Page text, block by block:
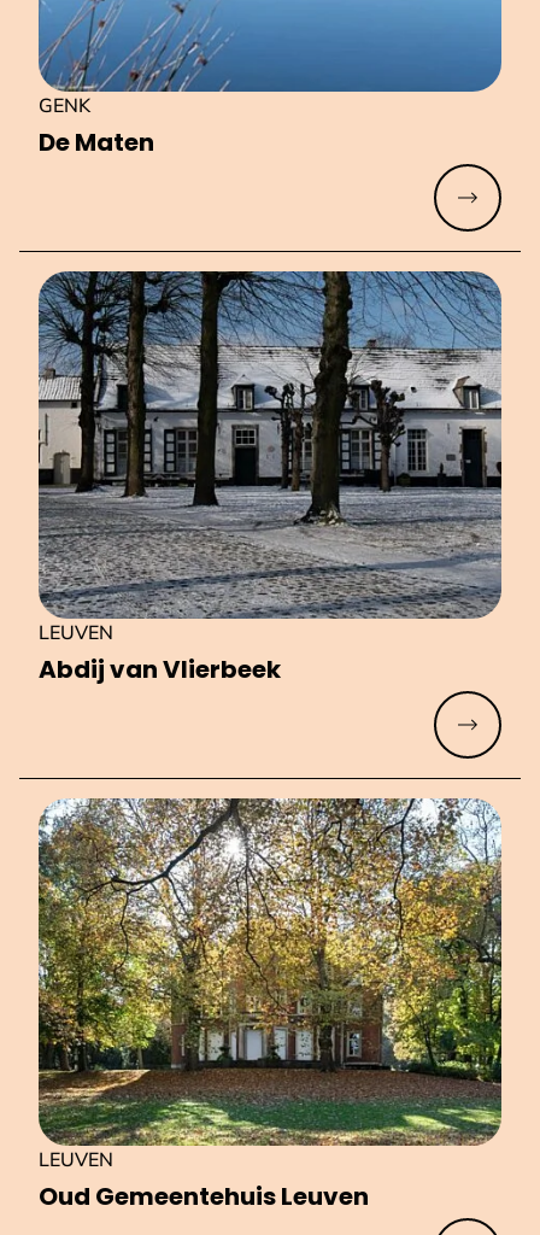
De Maten
GENK
Meer
Abdij van Vlierbeek
LEUVEN
Meer
Oud Ge­meen­te­huis Leuven
LEUVEN